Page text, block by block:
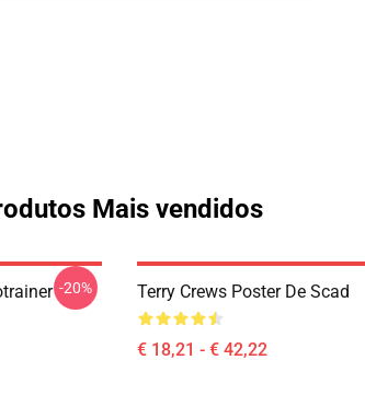
Mais vendidos
-20% Terry Crews Poster De Scad
€ 18,21 - € 42,22